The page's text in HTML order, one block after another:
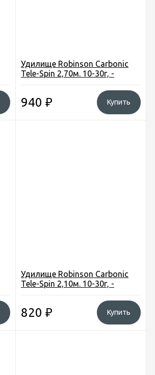
Удилище Robinson Carbonic
Tele-Spin 2,70м. 10-30г, -
940 ₽ Купить
Удилище Robinson Carbonic
Tele-Spin 2,10м. 10-30г, -
820 ₽ Купить